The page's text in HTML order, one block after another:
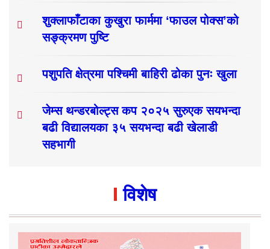
शुक्लाफाँटाका कुखुरा फार्ममा ‘फाउल पोक्स’को
सङ्क्रमण पुष्टि
पशुपति क्षेत्रमा पश्चिमी बाहिरी ढोका पुनः खुला
जेम्स थन्डरबोल्ट्स कप २०२५ सुरुएक सयभन्दा
बढी विद्यालयका ३५ सयभन्दा बढी खेलाडी
सहभागी
विशेष